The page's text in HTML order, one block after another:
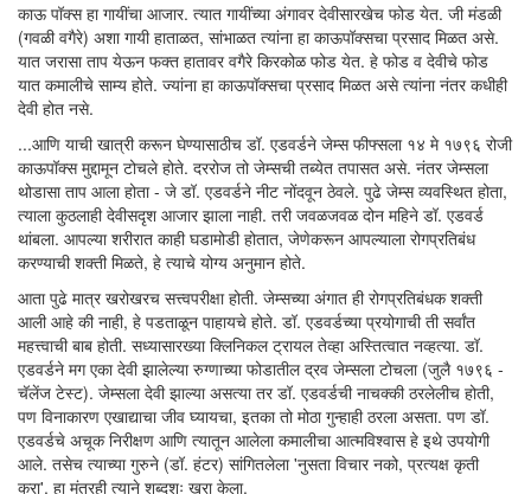
काऊ पॉक्स हा गायींचा आजार. त्यात गायींच्या अंगावर देवीसारखेच फोड येत. जी मंडळी
(गवळी वगैरे) अशा गायी हाताळत, सांभाळत त्यांना हा काऊपॉक्सचा प्रसाद मिळत असे.
यात जरासा ताप येऊन फक्त हातावर वगैरे किरकोळ फोड येत. हे फोड व देवीचे फोड
यात कमालीचे साम्य होते. ज्यांना हा काऊपॉक्सचा प्रसाद मिळत असे त्यांना नंतर कधीही
देवी होत नसे.
...आणि याची खात्री करून घेण्यासाठीच डॉ. एडवर्डने जेम्स फीफ्सला १४ मे १७९६ रोजी
काऊपॉक्स मुद्दामून टोचले होते. दररोज तो जेम्सची तब्येत तपासत असे. नंतर जेम्सला
थोडासा ताप आला होता - जे डॉ. एडवर्डने नीट नोंदवून ठेवले. पुढे जेम्स व्यवस्थित होता,
त्याला कुठलाही देवीसदृश आजार झाला नाही. तरी जवळजवळ दोन महिने डॉ. एडवर्ड
थांबला. आपल्या शरीरात काही घडामोडी होतात, जेणेकरून आपल्याला रोगप्रतिबंध
करण्याची शक्ती मिळते, हे त्याचे योग्य अनुमान होते.
आता पुढे मात्र खरोखरच सत्त्वपरीक्षा होती. जेम्सच्या अंगात ही रोगप्रतिबंधक शक्ती
आली आहे की नाही, हे पडताळून पाहायचे होते. डॉ. एडवर्डच्या प्रयोगाची ती सर्वांत
महत्त्वाची बाब होती. सध्यासारख्या क्लिनिकल ट्रायल तेव्हा अस्तित्वात नव्हत्या. डॉ.
एडवर्डने मग एका देवी झालेल्या रुग्णाच्या फोडातील द्रव जेम्सला टोचला (जुलै १७९६ -
चॅलेंज टेस्ट). जेम्सला देवी झाल्या असत्या तर डॉ. एडवर्डची नाचक्की ठरलेलीच होती,
पण विनाकारण एखाद्याचा जीव घ्यायचा, इतका तो मोठा गुन्हाही ठरला असता. पण डॉ.
एडवर्डचे अचूक निरीक्षण आणि त्यातून आलेला कमालीचा आत्मविश्वास हे इथे उपयोगी
आले. तसेच त्याच्या गुरुने (डॉ. हंटर) सांगितलेला 'नुसता विचार नको, प्रत्यक्ष कृती
करा', हा मंत्रही त्याने शब्दशः खरा केला.